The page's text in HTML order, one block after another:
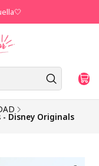
Disney Originals